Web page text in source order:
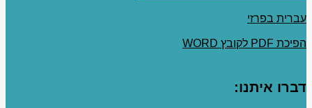
עברית בפרזי
הפיכת PDF לקובץ WORD
דברו איתנו: